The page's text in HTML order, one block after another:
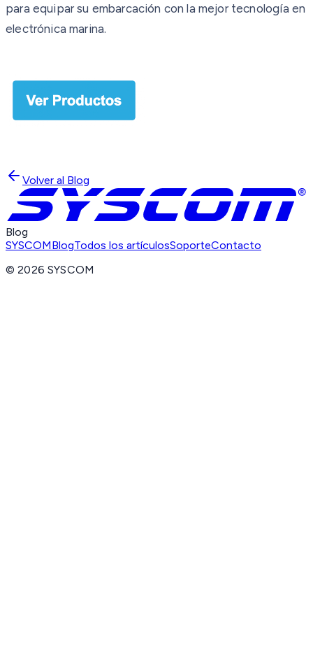
para equipar su embarcación con la mejor tecnología en
electrónica marina.
Volver al Blog
Blog
SYSCOMBlogTodos los artículosSoporteContacto
©2026 SYSCOM